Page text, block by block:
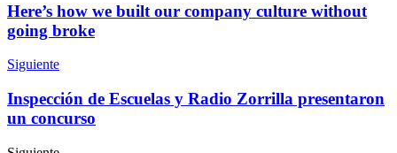
Here’s how we built our company culture without
going broke
Siguiente
Inspección de Escuelas y Radio Zorrilla presentaron
un concurso